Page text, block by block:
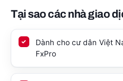
Tại sao các nhà giao
Dành cho cư dân Việt
FxPro